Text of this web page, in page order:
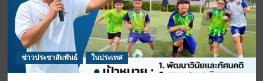
ข่าวประชาสัมพันธ์ ในประเทศ